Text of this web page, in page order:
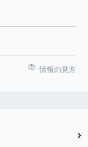
情報の見方